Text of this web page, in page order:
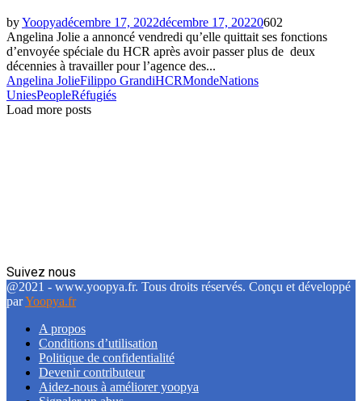
byYoopyadécembre 17, 2022décembre 17, 20220602
Angelina Jolie a annoncé vendredi qu’elle quittait ses fonctions
d’envoyée spéciale du HCR après avoir passer plus de deux
décennies à travailler pour l’agence des...
Angelina JolieFilippo GrandiHCRMondeNations
UniesPeopleRéfugiés
Load more posts
Suivez nous
Facebook
Twitter
Linkedin
@2021 - www.yoopya.fr. Tous droits réservés. Conçu et développé
parYoopya.fr
A propos
Conditions d’utilisation
Politique de confidentialité
Devenir contributeur
Aidez-nous à améliorer yoopya